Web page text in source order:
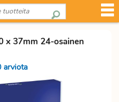
x 37mm 24-osainen
arviota